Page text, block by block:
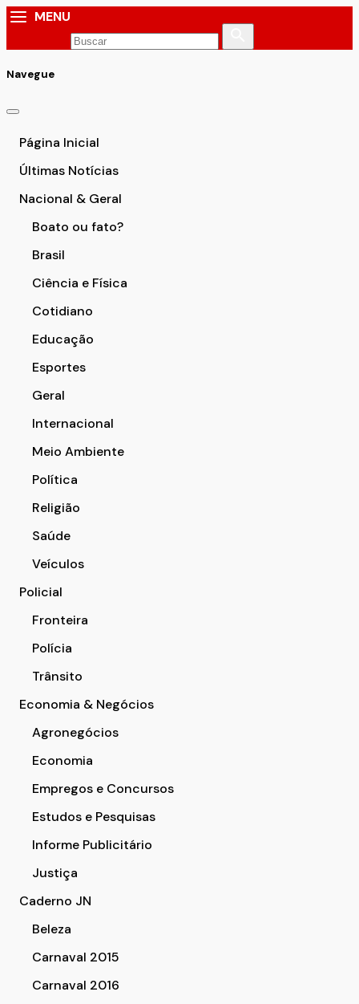
MENU
Navegue
Página Inicial
Últimas Notícias
Nacional & Geral
Boato ou fato?
Brasil
Ciência e Física
Cotidiano
Educação
Esportes
Geral
Internacional
Meio Ambiente
Política
Religião
Saúde
Veículos
Policial
Fronteira
Polícia
Trânsito
Economia & Negócios
Agronegócios
Economia
Empregos e Concursos
Estudos e Pesquisas
Informe Publicitário
Justiça
Caderno JN
Beleza
Carnaval 2015
Carnaval 2016